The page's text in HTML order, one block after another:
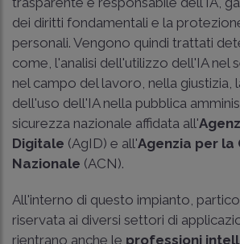
dei diritti fondamentali e la
personali. Vengono quindi trattati
come, l'analisi dell'utilizzo dell'IA nel
nel campo del lavoro, nella giustizia,
dell'uso dell'IA nella pubblica
sicurezza nazionale affidata all'
Digitale (AgID) e all'Agenzia per la
Nazionale (ACN).
All'interno di questo impianto,
riservata ai diversi settori di
rientrano anche le professioni